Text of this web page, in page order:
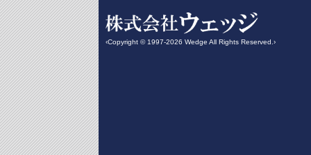
‹Copyright © 1997-2026 Wedge All Rights Reserved.›